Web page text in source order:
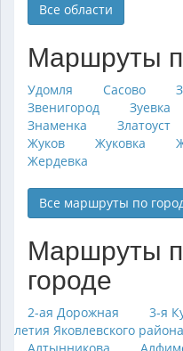
Все области
Маршруты
Удомля Сасово
Звенигород
Зуевка
Знаменка
Златоуст
Жуков
Жуковка
Жердевка
Все маршруты по
Маршруты
городе
2-ая Дорожная 3-я
летия Яковлевского района